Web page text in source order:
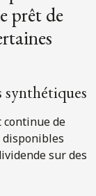
prêt de
synthétiques
continue de
disponibles
sur des